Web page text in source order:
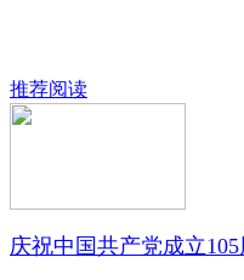
推荐阅读
庆祝中国共产党成立